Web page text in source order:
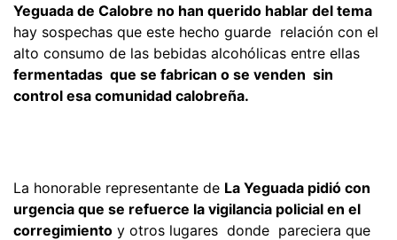
Yeguada de Calobre no han querido hablar del tema
hay sospechas que este hecho guarde relación con el
alto consumo de las bebidas alcohólicas entre ellas
fermentadas que se fabrican o se venden sin
control esa comunidad calobreña.
La honorable representante de La Yeguada pidió con
urgencia que se refuerce la vigilancia policial en el
corregimiento y otros lugares donde pareciera que